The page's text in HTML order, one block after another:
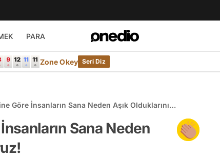
PARA
Zone Okey Seri Diz
Göre İnsanların Sana Neden Aşık Olduklarını
Sana Neden